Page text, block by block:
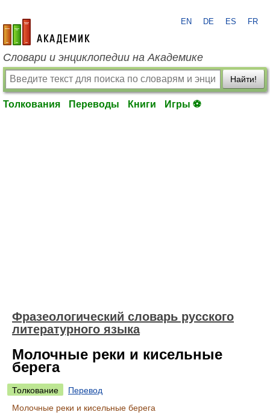
academic.ru
EN DE ES FR
Словари и энциклопедии на Академике
Найти!
Толкования Переводы Книги Игры ⚽
Фразеологический словарь русского
литературного языка
Молочные реки и кисельные
берега
Толкование
Перевод
Молочные реки и кисельные берега